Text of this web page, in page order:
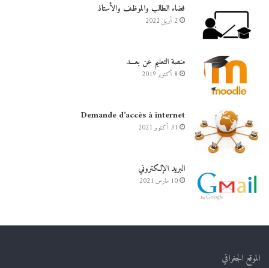
فضاء الطالب والموظف والأستاذ
2 أبريل 2022
منصة التعليم عن بعـــد
8 أكتوبر 2019
Demande d’accès à internet
31 أكتوبر 2021
البريد الإلكتروني
10 مارس 2021
الموقع الجغرافي